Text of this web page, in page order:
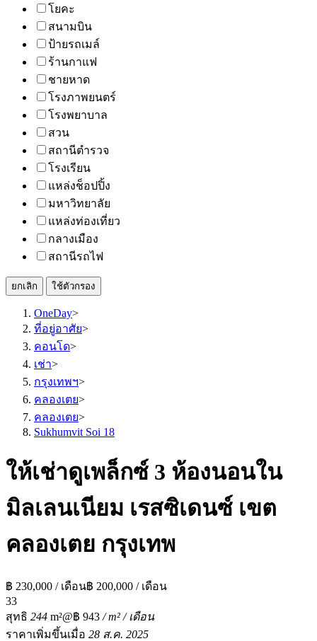
โยคะ
สนามบิน
ป้ายรถเมล์
ร้านกาแฟ
ชายหาด
โรงภาพยนตร์
โรงพยาบาล
สวน
สถานีตำรวจ
โรงเรียน
แหล่งช็อปปิ้ง
มหาวิทยาลัย
แหล่งท่องเที่ยว
กลางเมือง
สถานีรถไฟ
ยกเลิก ใช้ตัวกรอง
OneDay>
ที่อยู่อาศัย>
คอนโด>
เช่า>
กรุงเทพฯ>
คลองเตย>
คลองเตย>
Sukhumvit Soi 18
ให้เช่าดูเพล็กซ์ 3 ห้องนอนใน
มิลเลนเนียม เรสซิเดนซ์ เขต
คลองเตย กรุงเทพ
฿ 230,000 / เดือน฿ 200,000 / เดือน
33
สุทธิ 244 m²@฿ 943 / m² / เดือน
ราคาเพิ่มขึ้นเมื่อ 28 ส.ค. 2025